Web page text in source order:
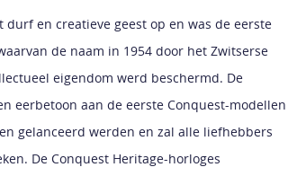
durf en creatieve geest op en was de eerste
de naam in 1954 door het Zwitserse
eigendom werd beschermd. De
eerbetoon aan de eerste Conquest-modellen
gelanceerd werden en zal alle liefhebbers
De Conquest Heritage-horloges